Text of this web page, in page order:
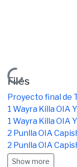
Loading...
Files
Proyecto final de
1 Wayra Killa OIA
1 Wayra Killa OIA
2 Punlla OIA
2 Punlla OIA
Show more